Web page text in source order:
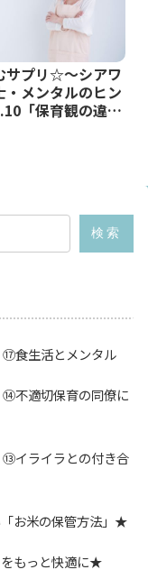
サプリ☆～シアワ
・メンタルのヒン
「保育観の違
検索
食生活とメンタル
不適切保育の同僚に
イライラとの付き合
お米の保管方法」★
もっと快適に★